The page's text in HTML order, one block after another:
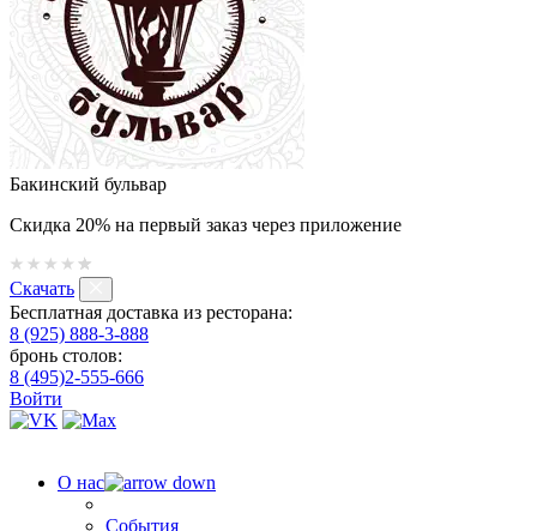
Бакинский бульвар
Скидка 20% на первый заказ через приложение
Скачать
Бесплатная доставка из ресторана:
8 (925) 888-3-888
бронь столов:
8 (495)2-555-666
Войти
О нас
События